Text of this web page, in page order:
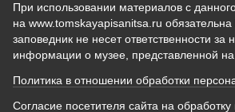
При использовании материалов с
на www.tomskayapisanitsa.ru обязательна
заповедник не несет ответственности за
информации о музее, представленной на
Политика в отношении обработки
Согласие посетителя сайта на